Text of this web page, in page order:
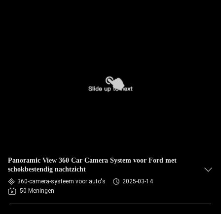
Panoramic View 360 Car Camera System voor Ford met
schokbestendig nachtzicht
360-camera-systeem voor auto's
2025-03-14
50 Meningen